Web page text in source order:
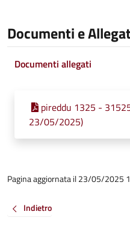
Documenti e
Documenti allegati
pireddu 1325 -
23/05/2025)
Pagina aggiornata il 23/05/2025
Indietro